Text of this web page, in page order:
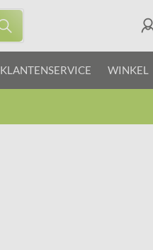
KLANTENSERVICE WINKEL